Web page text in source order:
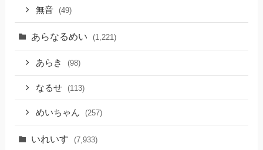
無音 (49)
あらなるめい (1,221)
あらき (98)
なるせ (113)
めいちゃん (257)
いれいす (7,933)